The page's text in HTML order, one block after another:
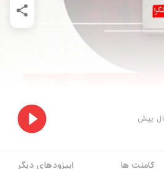
کامنت ها اپیزودهای دیگر